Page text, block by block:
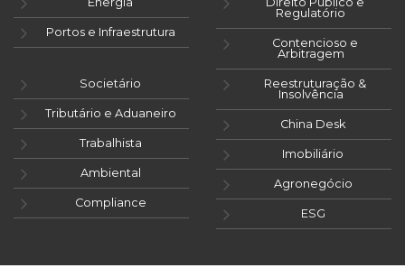
Portos e Infraestrutura
Regulatório
Contencioso e
Arbitragem
Societário
Tributário e Aduaneiro
Trabalhista
Ambiental
Compliance
Reestruturação &
Insolvência
China Desk
Imobiliário
Agronegócio
ESG